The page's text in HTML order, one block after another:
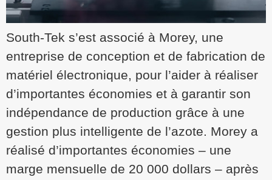
South-Tek s’est associé à Morey, une
entreprise de conception et de fabrication de
matériel électronique, pour l’aider à réaliser
d’importantes économies et à garantir son
indépendance de production grâce à une
gestion plus intelligente de l’azote. Morey a
réalisé d’importantes économies – une
marge mensuelle de 20 000 dollars – après